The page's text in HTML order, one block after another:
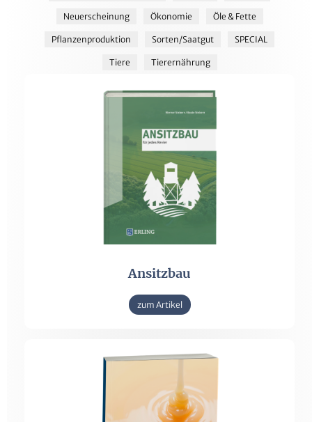
Neuerscheinung Ökonomie Öle & Fette
Pflanzenproduktion Sorten/Saatgut SPECIAL
Tiere Tierernährung
Ansitzbau
zum Artikel